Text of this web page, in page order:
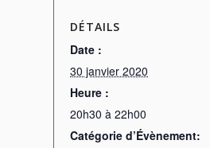
DÉTAILS
Date :
30 janvier 2020
Heure :
20h30 à 22h00
Catégorie d’Évènement: